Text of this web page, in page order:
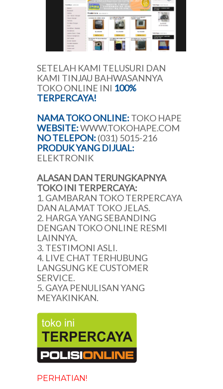
SETELAH KAMI TELUSURI DAN
KAMI TINJAU BAHWASANNYA
TOKO ONLINE INI 100%
TERPERCAYA!
NAMA TOKO ONLINE: TOKO HAPE
WEBSITE:WWW.TOKOHAPE.COM
NO TELEPON: (031) 5015-216
PRODUK YANG DIJUAL:
ELEKTRONIK
ALASAN DAN TERUNGKAPNYA
TOKO INI TERPERCAYA:
1. GAMBARAN TOKO TERPERCAYA
DAN ALAMAT TOKO JELAS.
2. HARGA YANG SEBANDING
DENGAN TOKO ONLINE RESMI
LAINNYA.
3. TESTIMONI ASLI.
4. LIVE CHAT TERHUBUNG
LANGSUNG KE CUSTOMER
SERVICE.
5. GAYA PENULISAN YANG
MEYAKINKAN.
PERHATIAN!